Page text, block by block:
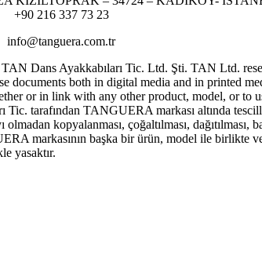
+90 216 337 73 23
info@tanguera.com.tr
Dans Ayakkabıları Tic. Ltd. Şti. TAN Ltd.
documents both in digital media and in printed
or in link with any other product, model, or to
tarafından TANGUERA markası altında
kopyalanması, çoğaltılması, dağıtılması,
markasının başka bir ürün, model ile birlikte
yasaktır.